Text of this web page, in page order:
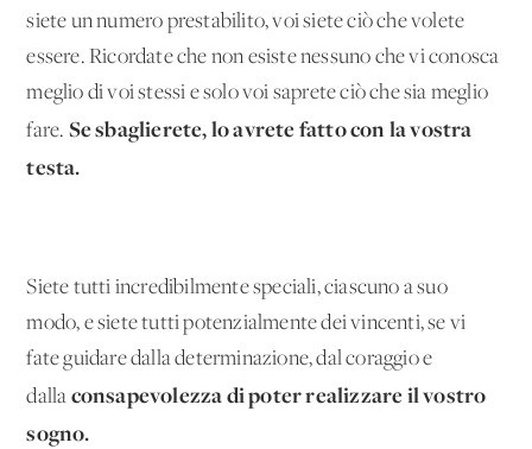
siete un numero prestabilito, voi siete ciò che volete
essere. Ricordate che non esiste nessuno che vi conosca
meglio di voi stessi e solo voi saprete ciò che sia meglio
fare. Se sbaglierete, lo avrete fatto con la vostra
testa.
Siete tutti incredibilmente speciali, ciascuno a suo
modo, e siete tutti potenzialmente dei vincenti, se vi
fate guidare dalla determinazione, dal coraggio e
dalla consapevolezza di poter realizzare il vostro
sogno.